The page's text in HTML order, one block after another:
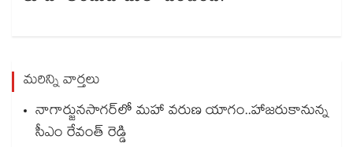
మరిన్ని వార్తలు
నాగార్జునసాగర్‌లో మహా వరుణ యాగం..హాజరుకానున్న
సీఎం రేవంత్ రెడ్డి